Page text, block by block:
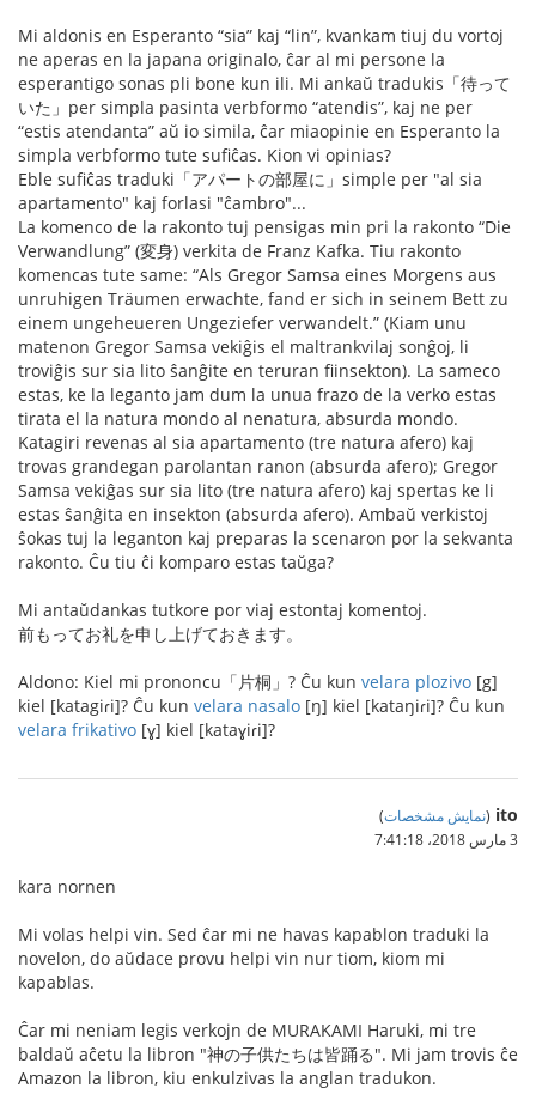
Mi aldonis en Esperanto “sia” kaj “lin”, kvankam tiuj du vortoj
ne aperas en la japana originalo, ĉar al mi persone la
esperantigo sonas pli bone kun ili. Mi ankaŭ tradukis「待って
いた」per simpla pasinta verbformo “atendis”, kaj ne per
“estis atendanta” aŭ io simila, ĉar miaopinie en Esperanto la
simpla verbformo tute sufiĉas. Kion vi opinias?
Eble sufiĉas traduki「アパートの部屋に」simple per "al sia
apartamento" kaj forlasi "ĉambro"...
La komenco de la rakonto tuj pensigas min pri la rakonto “Die
Verwandlung” (変身) verkita de Franz Kafka. Tiu rakonto
komencas tute same: “Als Gregor Samsa eines Morgens aus
unruhigen Träumen erwachte, fand er sich in seinem Bett zu
einem ungeheueren Ungeziefer verwandelt.” (Kiam unu
matenon Gregor Samsa vekiĝis el maltrankvilaj sonĝoj, li
troviĝis sur sia lito ŝanĝite en teruran fiinsekton). La sameco
estas, ke la leganto jam dum la unua frazo de la verko estas
tirata el la natura mondo al nenatura, absurda mondo.
Katagiri revenas al sia apartamento (tre natura afero) kaj
trovas grandegan parolantan ranon (absurda afero); Gregor
Samsa vekiĝas sur sia lito (tre natura afero) kaj spertas ke li
estas ŝanĝita en insekton (absurda afero). Ambaŭ verkistoj
ŝokas tuj la leganton kaj preparas la scenaron por la sekvanta
rakonto. Ĉu tiu ĉi komparo estas taŭga?
Mi antaŭdankas tutkore por viaj estontaj komentoj.
前もってお礼を申し上げておきます。
Aldono: Kiel mi prononcu「片桐」? Ĉu kun velara plozivo [g]
kiel [katagiɾi]? Ĉu kun velara nasalo [ŋ] kiel [kataŋiɾi]? Ĉu kun
velara frikativo [ɣ] kiel [kataɣiɾi]?
ito
(نمایش مشخصات)
3 مارس 2018،‏ 7:41:18
kara nornen
Mi volas helpi vin. Sed ĉar mi ne havas kapablon traduki la
novelon, do aŭdace provu helpi vin nur tiom, kiom mi
kapablas.
Ĉar mi neniam legis verkojn de MURAKAMI Haruki, mi tre
baldaŭ aĉetu la libron "神の子供たちは皆踊る". Mi jam trovis ĉe
Amazon la libron, kiu enkulzivas la anglan tradukon.